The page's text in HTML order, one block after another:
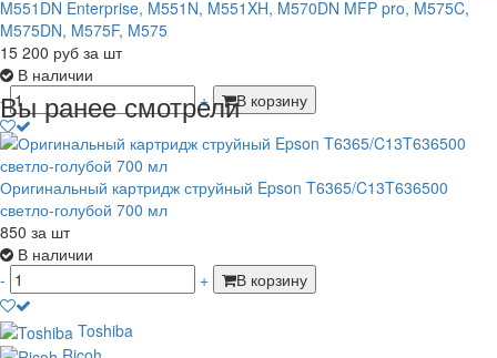
M551DN Enterprise, M551N, M551XH, M570DN MFP pro, M575C,
M575DN, M575F, M575
15 200 руб за шт
В наличии
-
+ В корзину
Вы ранее смотрели
Оригинальный картридж струйный Epson T6365/C13T636500
светло-голубой 700 мл
850 за шт
В наличии
-
+ В корзину
Toshiba